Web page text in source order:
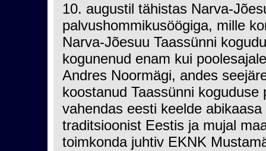
10. augustil tähistas Narva-
palvushommikusöögiga, mille
Narva-Jõesuu Taassünni
kogunenud enam kui
Andres Noormägi, andes
koostanud Taassünni
vahendas eesti keelde
traditsioonist Eestis ja mujal
toimkonda juhtiv EKNK